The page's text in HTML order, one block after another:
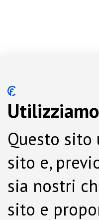
Questo sito
sito e,
sia nostri
sito e